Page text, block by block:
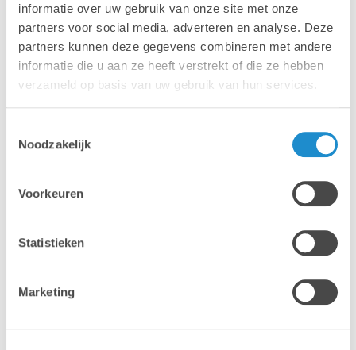
informatie over uw gebruik van onze site met onze
partners voor social media, adverteren en analyse. Deze
partners kunnen deze gegevens combineren met andere
informatie die u aan ze heeft verstrekt of die ze hebben
verzameld op basis van uw gebruik van hun services.
Noodzakelijk
Voorkeuren
Statistieken
Marketing
Bekijk de volledige test >